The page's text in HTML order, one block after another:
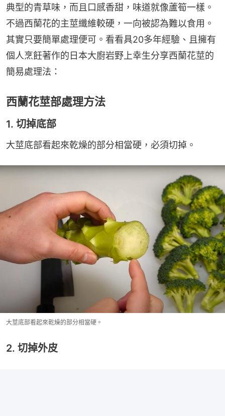
典型的青草味，而且口感香甜，味道就像蘆筍一樣。
不過西蘭花的主莖纖維較硬，一向被認為難以食用。
其實只要簡單處理便可。看看具20多年經驗、且擁有
個人烹飪著作的日本大廚岩野上幸生分享西蘭花莖的
簡易處理法：
西蘭花莖部處理方法
1. 切掉底部
大莖底部看起來乾燥的部分相當硬，必須切掉。
大莖底部看起來乾燥的部分相當硬。
2. 切掉外皮